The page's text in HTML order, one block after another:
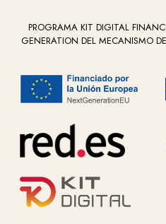
PROGRAMA KIT DIGITAL
GENERATION DEL MECANISMO